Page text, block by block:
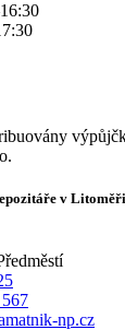
16:30
v
np.cz